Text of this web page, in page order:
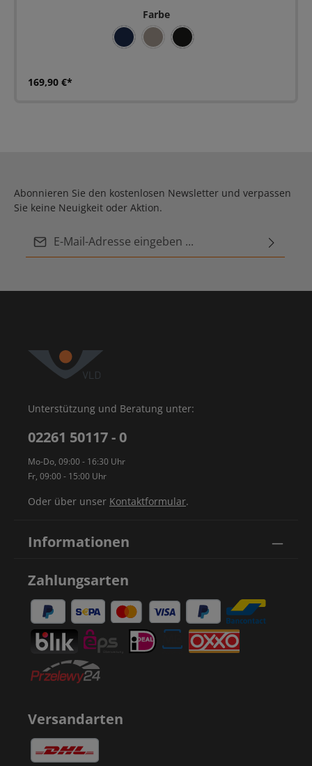
Farbe
BL SAND SZ
169,90 €*
Abonnieren Sie den kostenlosen Newsletter und verpassen
Sie keine Neuigkeit oder Aktion.
Unterstützung und Beratung unter:
02261 50117 - 0
Mo-Do, 09:00 - 16:30 Uhr
Fr, 09:00 - 15:00 Uhr
Oder über unser Kontaktformular.
Informationen
Zahlungsarten
Versandarten